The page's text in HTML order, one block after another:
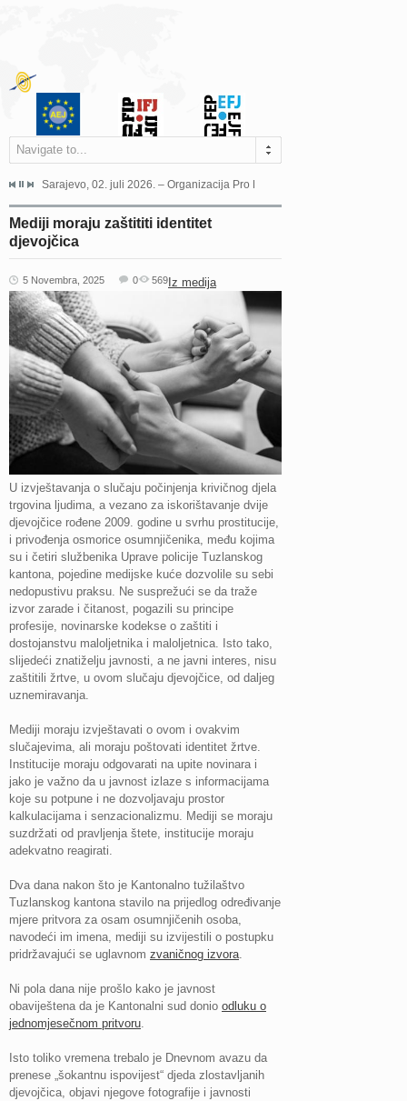
Navigate to...
Grada Sarajeva povodom Dana Sarajeva dugogodišnjoj...
Sarajevo, 02. juli 2026. – Organizacija Pro Educa juče je uspješno
Mediji moraju zaštititi identitet
djevojčica
5 Novembra, 2025 Iz medija
0 569
U izvještavanja o slučaju počinjenja krivičnog djela
trgovina ljudima, a vezano za iskorištavanje dvije
djevojčice rođene 2009. godine u svrhu prostitucije,
i privođenja osmorice osumnjičenika, među kojima
su i četiri službenika Uprave policije Tuzlanskog
kantona, pojedine medijske kuće dozvolile su sebi
nedopustivu praksu. Ne susprežući se da traže
izvor zarade i čitanost, pogazili su principe
profesije, novinarske kodekse o zaštiti i
dostojanstvu maloljetnika i maloljetnica. Isto tako,
slijedeći znatiželju javnosti, a ne javni interes, nisu
zaštitili žrtve, u ovom slučaju djevojčice, od daljeg
uznemiravanja.
Mediji moraju izvještavati o ovom i ovakvim
slučajevima, ali moraju poštovati identitet žrtve.
Institucije moraju odgovarati na upite novinara i
jako je važno da u javnost izlaze s informacijama
koje su potpune i ne dozvoljavaju prostor
kalkulacijama i senzacionalizmu. Mediji se moraju
suzdržati od pravljenja štete, institucije moraju
adekvatno reagirati.
Dva dana nakon što je Kantonalno tužilaštvo
Tuzlanskog kantona stavilo na prijedlog određivanje
mjere pritvora za osam osumnjičenih osoba,
navodeći im imena, mediji su izvijestili o postupku
pridržavajući se uglavnom zvaničnog izvora
Ni pola dana nije prošlo kako je javnost
obaviještena da je Kantonalni sud donio odluku o
jednomjesečnom pritvoru
Isto toliko vremena trebalo je Dnevnom avazu da
prenese „šokantnu ispovijest“ djeda zlostavljanih
djevojčica, objavi njegove fotografije i javnosti